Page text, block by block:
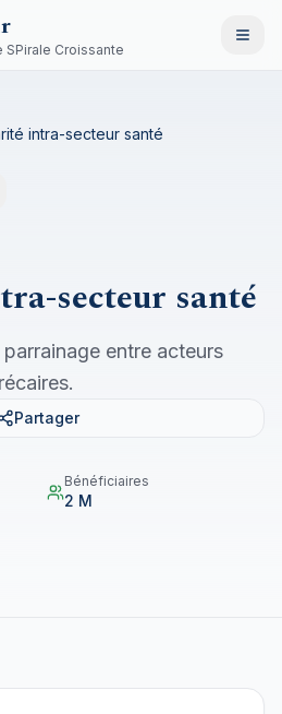
SPirale Croissante
intra-secteur santé
secteur santé
entre acteurs
Partager
Bénéficiaires
2 M